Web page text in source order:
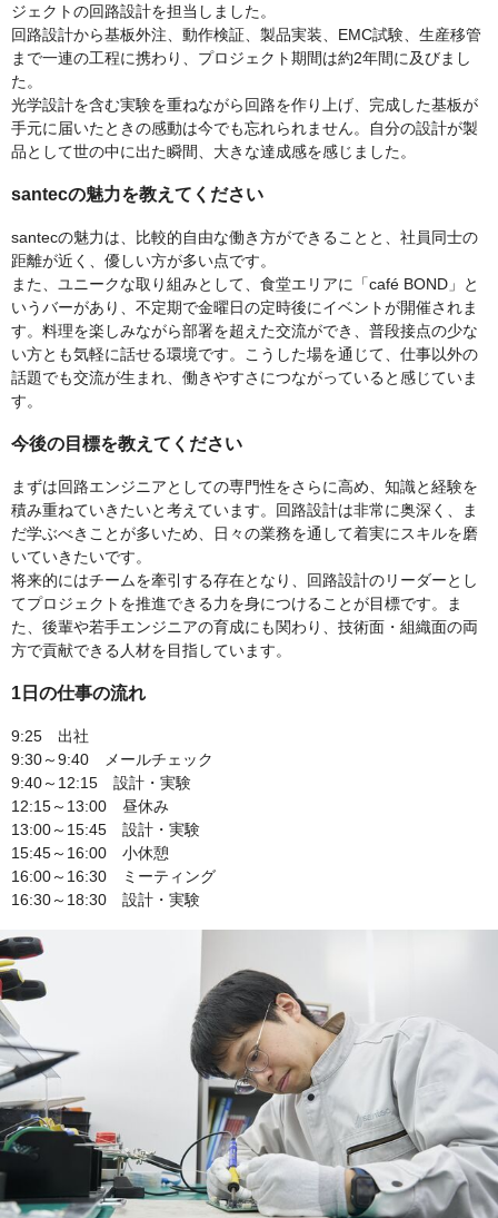
ジェクトの回路設計を担当しました。
回路設計から基板外注、動作検証、製品実装、EMC試験、生産移管
まで一連の工程に携わり、プロジェクト期間は約2年間に及びまし
た。
光学設計を含む実験を重ねながら回路を作り上げ、完成した基板が
手元に届いたときの感動は今でも忘れられません。自分の設計が製
品として世の中に出た瞬間、大きな達成感を感じました。
santecの魅力を教えてください
santecの魅力は、比較的自由な働き方ができることと、社員同士の
距離が近く、優しい方が多い点です。
また、ユニークな取り組みとして、食堂エリアに「café BOND」と
いうバーがあり、不定期で金曜日の定時後にイベントが開催されま
す。料理を楽しみながら部署を超えた交流ができ、普段接点の少な
い方とも気軽に話せる環境です。こうした場を通じて、仕事以外の
話題でも交流が生まれ、働きやすさにつながっていると感じていま
す。
今後の目標を教えてください
まずは回路エンジニアとしての専門性をさらに高め、知識と経験を
積み重ねていきたいと考えています。回路設計は非常に奥深く、ま
だ学ぶべきことが多いため、日々の業務を通して着実にスキルを磨
いていきたいです。
将来的にはチームを牽引する存在となり、回路設計のリーダーとし
てプロジェクトを推進できる力を身につけることが目標です。ま
た、後輩や若手エンジニアの育成にも関わり、技術面・組織面の両
方で貢献できる人材を目指しています。
1日の仕事の流れ
9:25 出社
9:30～9:40 メールチェック
9:40～12:15 設計・実験
12:15～13:00 昼休み
13:00～15:45 設計・実験
15:45～16:00 小休憩
16:00～16:30 ミーティング
16:30～18:30 設計・実験